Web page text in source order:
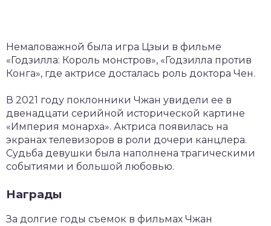
Немаловажной была игра Цзыи в фильме
«Годзилла: Король монстров», «Годзилла против
Конга», где актрисе досталась роль доктора Чен.
В 2021 году поклонники Чжан увидели ее в
двенадцати серийной исторической картине
«Империя монарха». Актриса появилась на
экранах телевизоров в роли дочери канцлера.
Судьба девушки была наполнена трагическими
событиями и большой любовью.
Награды
За долгие годы съемок в фильмах Чжан